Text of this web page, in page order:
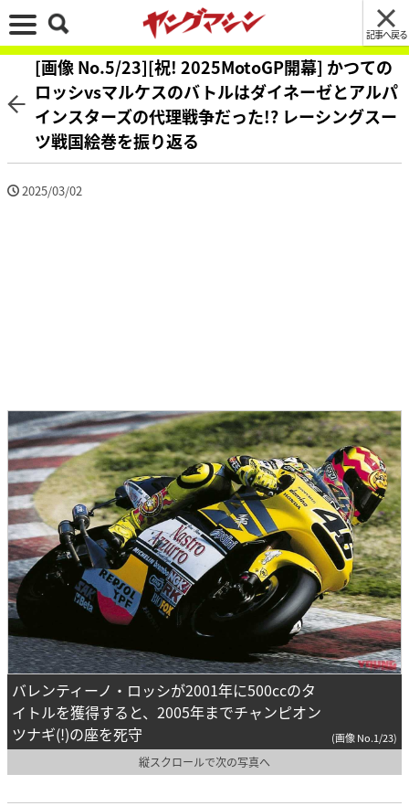
記事へ戻る
[画像 No.5/23][祝! 2025MotoGP開幕] かつての
ロッシvsマルケスのバトルはダイネーゼとアルパ
インスターズの代理戦争だった!? レーシングスー
ツ戦国絵巻を振り返る
2025/03/02
バレンティーノ・ロッシが2001年に500ccのタ
イトルを獲得すると、2005年までチャンピオン
ツナギ(!)の座を死守
(画像 No.1/23)
縦スクロールで次の写真へ